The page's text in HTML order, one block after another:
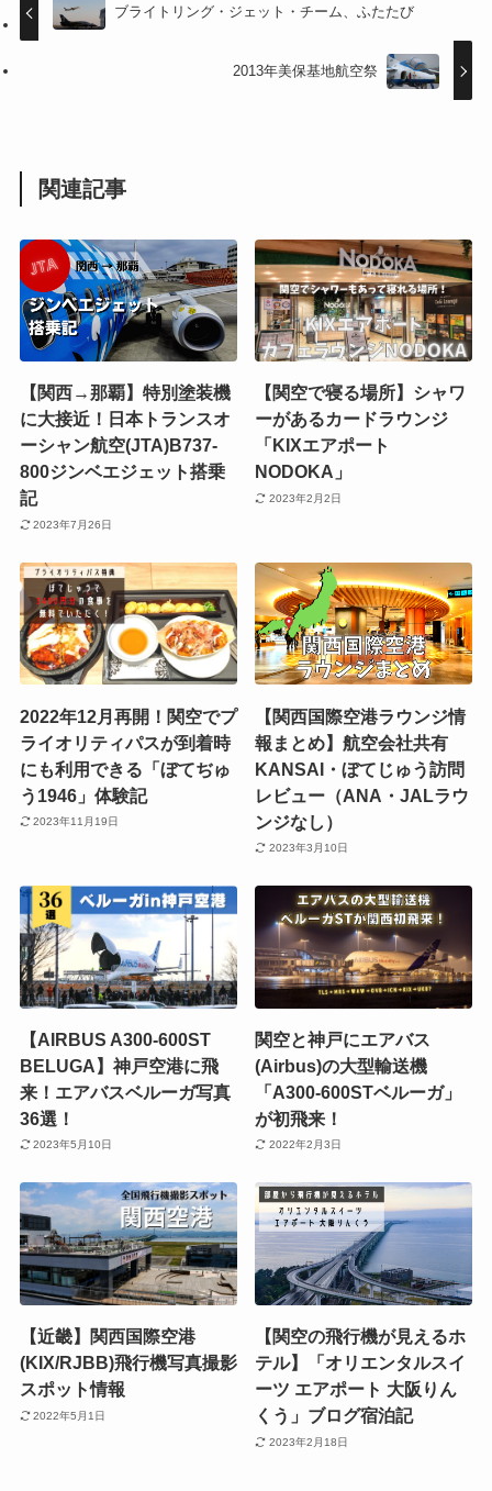
ブライトリング・ジェット・チーム、ふたたび
2013年美保基地航空祭
関連記事
【関西→那覇】特別塗装機
に大接近！日本トランスオ
ーシャン航空(JTA)B737-
800ジンベエジェット搭乗
記
2023年7月26日
【関空で寝る場所】シャワ
ーがあるカードラウンジ
「KIXエアポート
NODOKA」
2023年2月2日
2022年12月再開！関空でプ
ライオリティパスが到着時
にも利用できる「ぼてぢゅ
う1946」体験記
2023年11月19日
【関西国際空港ラウンジ情
報まとめ】航空会社共有
KANSAI・ぼてじゅう訪問
レビュー（ANA・JALラウ
ンジなし）
2023年3月10日
【AIRBUS A300-600ST
BELUGA】神戸空港に飛
来！エアバスベルーガ写真
36選！
2023年5月10日
関空と神戸にエアバス
(Airbus)の大型輸送機
「A300-600STベルーガ」
が初飛来！
2022年2月3日
【近畿】関西国際空港
(KIX/RJBB)飛行機写真撮影
スポット情報
2022年5月1日
【関空の飛行機が見えるホ
テル】「オリエンタルスイ
ーツ エアポート 大阪りん
くう」ブログ宿泊記
2023年2月18日